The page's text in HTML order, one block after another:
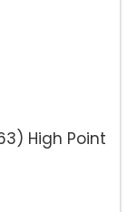
High Point